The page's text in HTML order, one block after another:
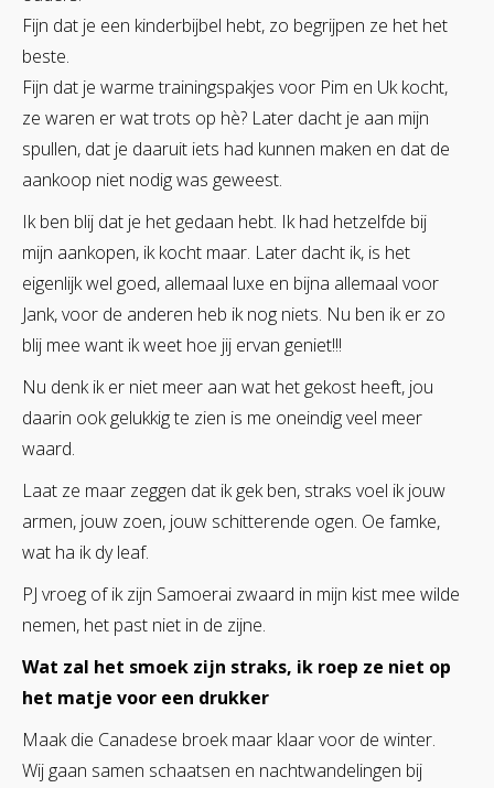
Fijn dat je een kinderbijbel hebt, zo begrijpen ze het het
beste.
Fijn dat je warme trainingspakjes voor Pim en Uk kocht,
ze waren er wat trots op hè? Later dacht je aan mijn
spullen, dat je daaruit iets had kunnen maken en dat de
aankoop niet nodig was geweest.
Ik ben blij dat je het gedaan hebt. Ik had hetzelfde bij
mijn aankopen, ik kocht maar. Later dacht ik, is het
eigenlijk wel goed, allemaal luxe en bijna allemaal voor
Jank, voor de anderen heb ik nog niets. Nu ben ik er zo
blij mee want ik weet hoe jij ervan geniet!!!
Nu denk ik er niet meer aan wat het gekost heeft, jou
daarin ook gelukkig te zien is me oneindig veel meer
waard.
Laat ze maar zeggen dat ik gek ben, straks voel ik jouw
armen, jouw zoen, jouw schitterende ogen. Oe famke,
wat ha ik dy leaf.
PJ vroeg of ik zijn Samoerai zwaard in mijn kist mee wilde
nemen, het past niet in de zijne.
Wat zal het smoek zijn straks, ik roep ze niet op
het matje voor een drukker
Maak die Canadese broek maar klaar voor de winter.
Wij gaan samen schaatsen en nachtwandelingen bij